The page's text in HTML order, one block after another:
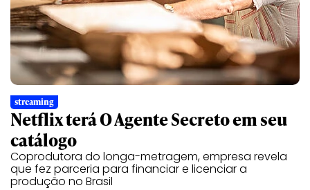
streaming
Netflix terá O Agente Secreto em seu
catálogo
Coprodutora do longa-metragem, empresa revela
que fez parceria para financiar e licenciar a
produção no Brasil